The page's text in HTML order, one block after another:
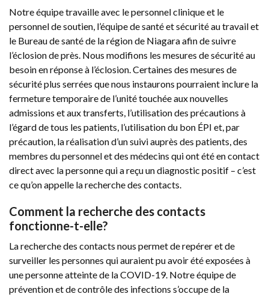
Notre équipe travaille avec le personnel clinique et le
personnel de soutien, l’équipe de santé et sécurité au travail et
le Bureau de santé de la région de Niagara afin de suivre
l’éclosion de près. Nous modifions les mesures de sécurité au
besoin en réponse à l’éclosion. Certaines des mesures de
sécurité plus serrées que nous instaurons pourraient inclure la
fermeture temporaire de l’unité touchée aux nouvelles
admissions et aux transferts, l’utilisation des précautions à
l’égard de tous les patients, l’utilisation du bon ÉPI et, par
précaution, la réalisation d’un suivi auprès des patients, des
membres du personnel et des médecins qui ont été en contact
direct avec la personne qui a reçu un diagnostic positif – c’est
ce qu’on appelle la recherche des contacts.
Comment la recherche des contacts
fonctionne-t-elle?
La recherche des contacts nous permet de repérer et de
surveiller les personnes qui auraient pu avoir été exposées à
une personne atteinte de la COVID-19. Notre équipe de
prévention et de contrôle des infections s’occupe de la